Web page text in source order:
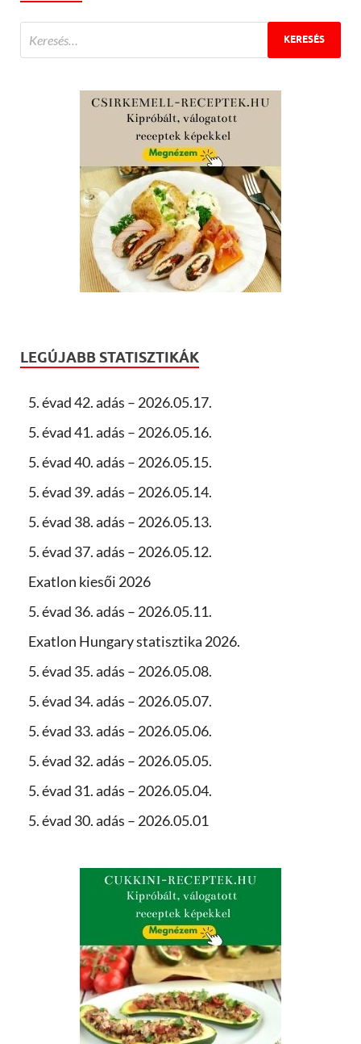
LEGÚJABB STATISZTIKÁK
5. évad 42. adás – 2026.05.17.
5. évad 41. adás – 2026.05.16.
5. évad 40. adás – 2026.05.15.
5. évad 39. adás – 2026.05.14.
5. évad 38. adás – 2026.05.13.
5. évad 37. adás – 2026.05.12.
Exatlon kiesői 2026
5. évad 36. adás – 2026.05.11.
Exatlon Hungary statisztika 2026.
5. évad 35. adás – 2026.05.08.
5. évad 34. adás – 2026.05.07.
5. évad 33. adás – 2026.05.06.
5. évad 32. adás – 2026.05.05.
5. évad 31. adás – 2026.05.04.
5. évad 30. adás – 2026.05.01